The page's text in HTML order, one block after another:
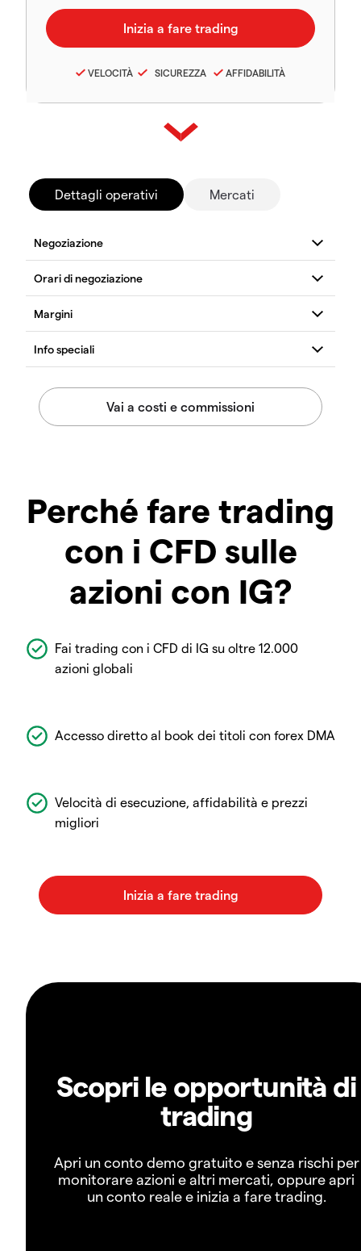
VELOCITÀ SICUREZZA AFFIDABILITÀ
Dettagli operativi Mercati
Perché fare trading
con i CFD sulle
azioni con IG?
Fai trading con i CFD di IG su oltre 12.000
azioni globali
Accesso diretto al book dei titoli con forex DMA
Velocità di esecuzione, affidabilità e prezzi
migliori
Scopri le opportunità di
trading
Apri un conto demo gratuito e senza rischi per
monitorare azioni e altri mercati, oppure apri
un conto reale e inizia a fare trading.